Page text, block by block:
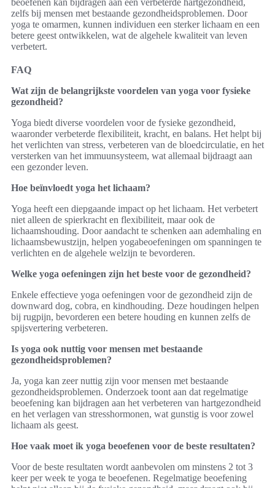
zelfs bij mensen met bestaande gezondheidsproblemen. Door
yoga te omarmen, kunnen individuen een sterker lichaam en een
betere geest ontwikkelen, wat de algehele kwaliteit van leven
verbetert.
FAQ
Wat zijn de belangrijkste voordelen van yoga voor fysieke
gezondheid?
Yoga biedt diverse voordelen voor de fysieke gezondheid,
waaronder verbeterde flexibiliteit, kracht, en balans. Het helpt bij
het verlichten van stress, verbeteren van de bloedcirculatie, en het
versterken van het immuunsysteem, wat allemaal bijdraagt aan
een gezonder leven.
Hoe beïnvloedt yoga het lichaam?
Yoga heeft een diepgaande impact op het lichaam. Het verbetert
niet alleen de spierkracht en flexibiliteit, maar ook de
lichaamshouding. Door aandacht te schenken aan ademhaling en
lichaamsbewustzijn, helpen yogabeoefeningen om spanningen te
verlichten en de algehele welzijn te bevorderen.
Welke yoga oefeningen zijn het beste voor de gezondheid?
Enkele effectieve yoga oefeningen voor de gezondheid zijn de
downward dog, cobra, en kindhouding. Deze houdingen helpen
bij rugpijn, bevorderen een betere houding en kunnen zelfs de
spijsvertering verbeteren.
Is yoga ook nuttig voor mensen met bestaande
gezondheidsproblemen?
Ja, yoga kan zeer nuttig zijn voor mensen met bestaande
gezondheidsproblemen. Onderzoek toont aan dat regelmatige
beoefening kan bijdragen aan het verbeteren van hartgezondheid
en het verlagen van stresshormonen, wat gunstig is voor zowel
lichaam als geest.
Hoe vaak moet ik yoga beoefenen voor de beste resultaten?
Voor de beste resultaten wordt aanbevolen om minstens 2 tot 3
keer per week te yoga te beoefenen. Regelmatige beoefening